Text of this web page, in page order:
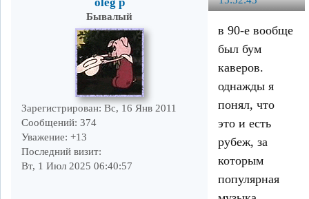
oleg p
Бывалый
Зарегистрирован: Вс, 16 Янв 2011
Сообщений: 374
Уважение: +13
Последний визит:
Вт, 1 Июл 2025 06:40:57
в 90-е вообще
был бум
каверов.
однажды я
понял, что
это и есть
рубеж, за
которым
популярная